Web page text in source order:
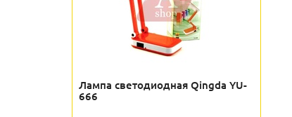
Лампа светодиодная Qingda YU-
666